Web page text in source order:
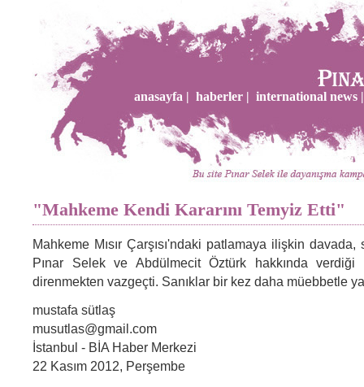
anasayfa | haberler | international news |
"Mahkeme Kendi Kararını Temyiz Etti"
Mahkeme Mısır Çarşısı'ndaki patlamaya ilişkin davada,
Pınar Selek ve Abdülmecit Öztürk hakkında verdiği
direnmekten vazgeçti. Sanıklar bir kez daha müebbetle
mustafa sütlaş
musutlas@gmail.com
İstanbul - BİA Haber Merkezi
22 Kasım 2012, Perşembe